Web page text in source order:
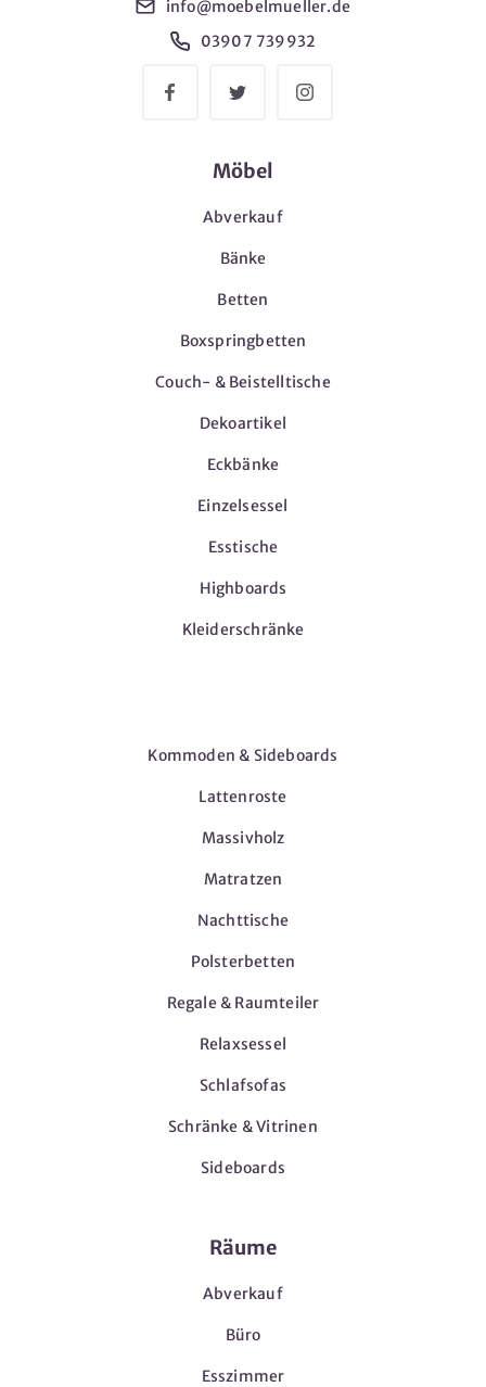
info@moebelmueller.de
03907 739932
Möbel
Abverkauf
Bänke
Betten
Boxspringbetten
Couch- & Beistelltische
Dekoartikel
Eckbänke
Einzelsessel
Esstische
Highboards
Kleiderschränke
Kommoden & Sideboards
Lattenroste
Massivholz
Matratzen
Nachttische
Polsterbetten
Regale & Raumteiler
Relaxsessel
Schlafsofas
Schränke & Vitrinen
Sideboards
Räume
Abverkauf
Büro
Esszimmer